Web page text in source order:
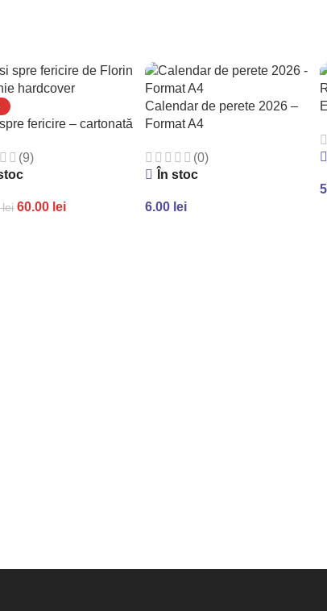
fericire – cartonată
(9)
lei 60.00 lei
Calendar de perete 2026 –
Format A4
(0)
În stoc
6.00 lei